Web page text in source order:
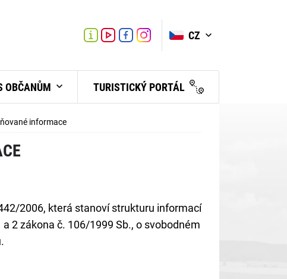
OBČANŮM TURISTICKÝ PORTÁL
Turistické
centrum
LinkLinkLink
CZ
informace
2006, která stanoví strukturu informací
2 zákona č. 106/1999 Sb., o svobodném